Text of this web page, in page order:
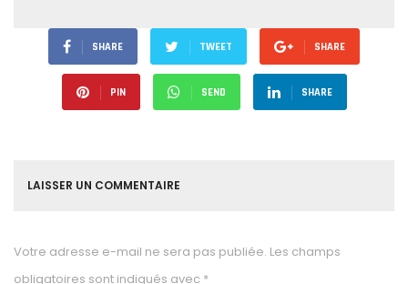
SHARE TWEET SHARE
PIN SEND SHARE
LAISSER UN COMMENTAIRE
Votre adresse e-mail ne sera pas publiée. Les champs
obligatoires sont indiqués avec *